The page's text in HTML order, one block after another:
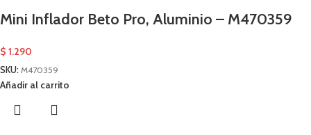
Mini Inflador Beto Pro, Aluminio – M470359
$ 1.290
SKU: M470359
Añadir al carrito